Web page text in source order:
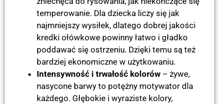
temperowanie. Dla dziecka liczy się jak
najmniejszy wysiłek, dlatego dobrej jakości
kredki ołówkowe powinny łatwo i gładko
poddawać się ostrzeniu. Dzięki temu są też
bardziej ekonomiczne w użytkowaniu.
Intensywność i trwałość kolorów – żywe,
nasycone barwy to potężny motywator dla
każdego. Głębokie i wyraziste kolory,